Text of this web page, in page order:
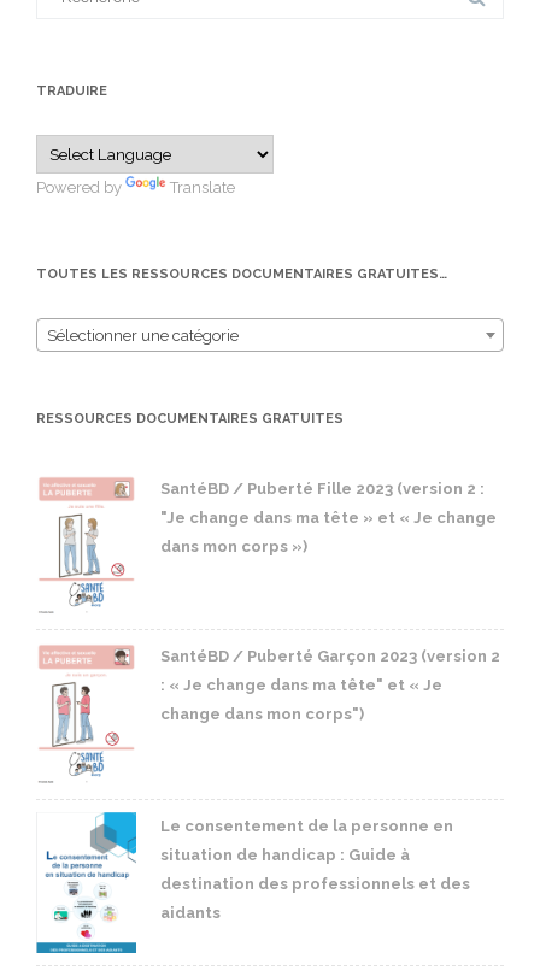
TRADUIRE
Powered by Translate
TOUTES LES RESSOURCES DOCUMENTAIRES GRATUITES…
Sélectionner une catégorie
RESSOURCES DOCUMENTAIRES GRATUITES
SantéBD / Puberté Fille 2023 (version 2 :
"Je change dans ma tête » et « Je change
dans mon corps »)
SantéBD / Puberté Garçon 2023 (version 2
: « Je change dans ma tête" et « Je
change dans mon corps")
Le consentement de la personne en
situation de handicap : Guide à
destination des professionnels et des
aidants